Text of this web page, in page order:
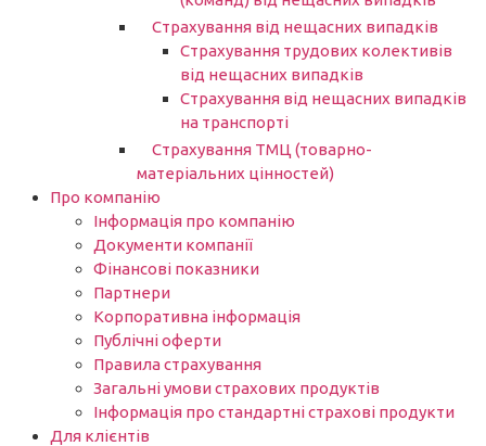
Страхування від нещасних випадків
Страхування трудових колективів
від нещасних випадків
Страхування від нещасних випадків
на транспорті
Страхування ТМЦ (товарно-
матеріальних цінностей)
Про компанію
Інформація про компанію
Документи компанії
Фінансові показники
Партнери​
Корпоративна інформація
Публічні оферти
Правила страхування
Загальні умови страхових продуктів
Інформація про стандартні страхові продукти
Для клієнтів